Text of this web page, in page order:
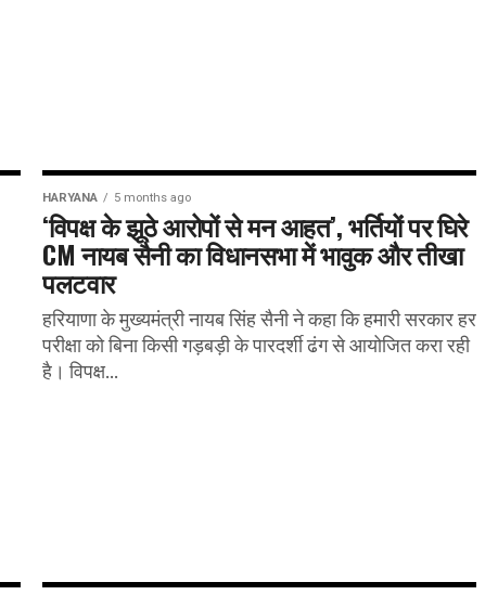
HARYANA 5 months ago
‘विपक्ष के झूठे आरोपों से मन आहत’, भर्तियों पर घिरे
CM नायब सैनी का विधानसभा में भावुक और तीखा
पलटवार
हरियाणा के मुख्यमंत्री नायब सिंह सैनी ने कहा कि हमारी सरकार हर
परीक्षा को बिना किसी गड़बड़ी के पारदर्शी ढंग से आयोजित करा रही
है। विपक्ष...